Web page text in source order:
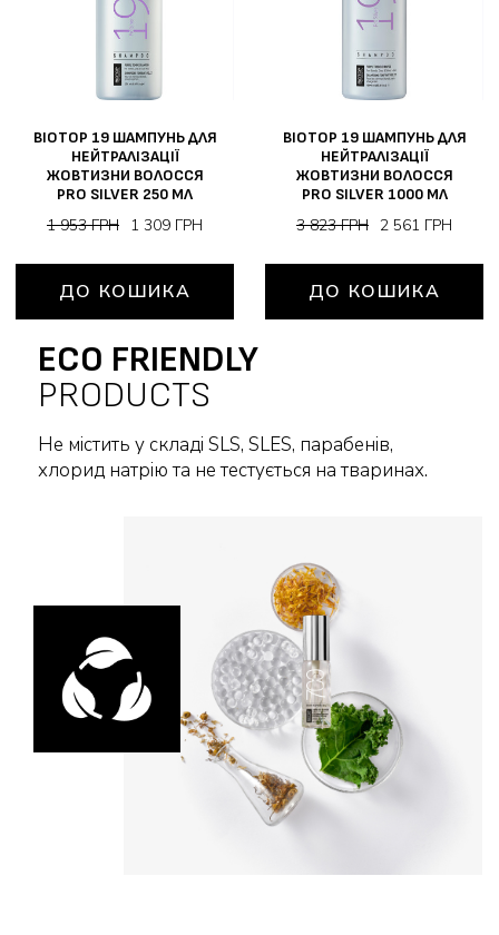
BIOTOP 19 ШАМПУНЬ ДЛЯ
НЕЙТРАЛІЗАЦІЇ
ЖОВТИЗНИ ВОЛОССЯ
PRO SILVER 250 МЛ
1 953 ГРН 1 309 ГРН
ДО КОШИКА
BIOTOP 19 ШАМПУНЬ ДЛЯ
НЕЙТРАЛІЗАЦІЇ
ЖОВТИЗНИ ВОЛОССЯ
PRO SILVER 1000 МЛ
3 823 ГРН 2 561 ГРН
ДО КОШИКА
ECO FRIENDLY
PRODUCTS
Не містить у складі SLS, SLES, парабенів,
хлорид натрію та не тестується на тваринах.